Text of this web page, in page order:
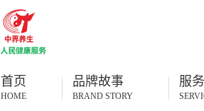
首页
HOME
品牌故事
BRAND STORY
服